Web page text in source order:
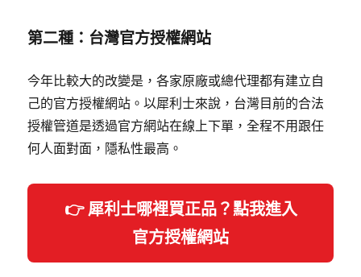
第二種：台灣官方授權網站
今年比較大的改變是，各家原廠或總代理都有建立自
己的官方授權網站。以犀利士來說，台灣目前的合法
授權管道是透過官方網站在線上下單，全程不用跟任
何人面對面，隱私性最高。
👉 犀利士哪裡買正品？點我進入
官方授權網站